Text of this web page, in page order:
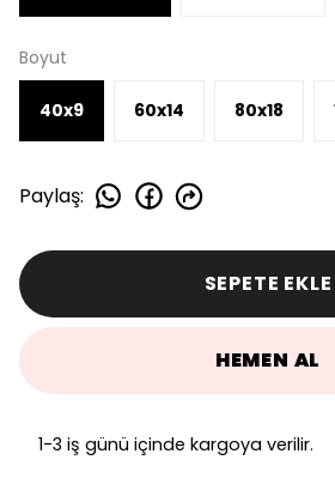
Boyut
40x9 60x14 80x18
Paylaş:
SEPETE EKLE
HEMEN AL
1-3 iş günü içinde kargoya verilir.